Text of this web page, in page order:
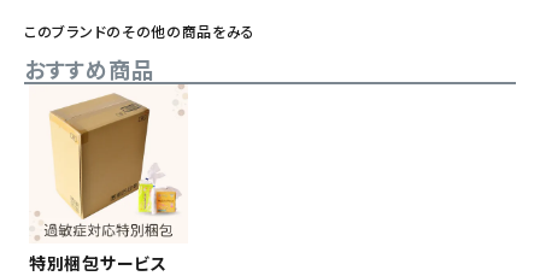
このブランドのその他の商品をみる
おすすめ商品
特別梱包サービス